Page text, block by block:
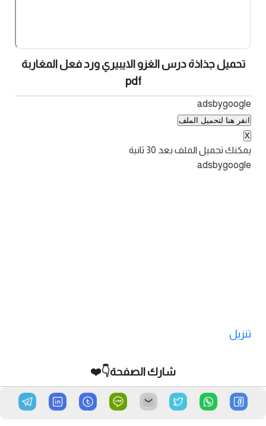
تحميل جذاذة درس الغزو الايبيري ورد فعل المغاربة
pdf
adsbygoogle
انقر هنا لتحميل الملف
X
يمكنك تحميل الملف بعد 30 ثانية
adsbygoogle
تنزيل
شارك الصفحة👇❤️